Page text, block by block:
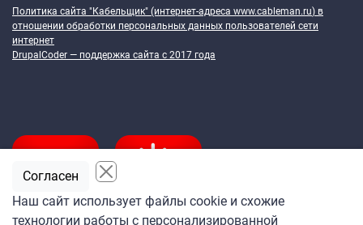
Политика сайта "Кабельщик" (интернет-адреса www.cableman.ru) в
отношении обработки персональных данных пользователей сети
интернет
DrupalCoder — поддержка сайта c 2017 года
Наш сайт использует файлы cookie и схожие
технологии работы с персонализированной
Согласен